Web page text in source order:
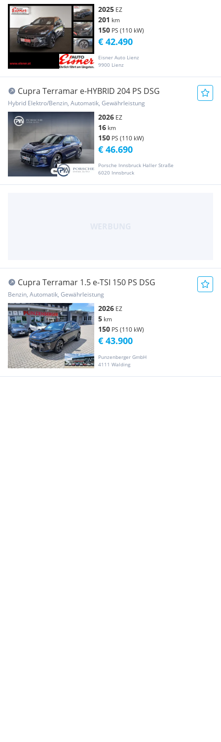
2025 EZ
201 km
150 PS (110 kW)
Eisner Auto Lienz
9900 Lienz
€ 42.490
Cupra Terramar e-HYBRID 204 PS DSG
Hybrid Elektro/Benzin, Automatik, Gewährleistung
2026 EZ
16 km
150 PS (110 kW)
Porsche Innsbruck Haller Straße
6020 Innsbruck
€ 46.690
Cupra Terramar 1.5 e-TSI 150 PS DSG
Benzin, Automatik, Gewährleistung
2026 EZ
5 km
150 PS (110 kW)
Punzenberger GmbH
4111 Walding
€ 43.900